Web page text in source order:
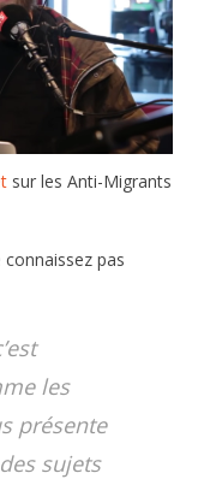
sur les Anti-Migrants
pas
les
présente
sujets